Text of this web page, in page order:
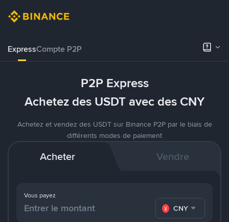
ExpressCompte P2P
P2P Express
Achetez des USDT avec des CNY
Achetez et vendez des USDT sur Binance P2P par le biais de
différents modes de paiement
Acheter Vendre
Vous payez
CNY